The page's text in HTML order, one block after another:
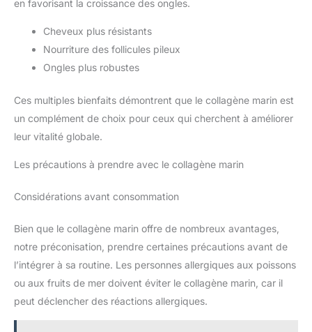
en favorisant la croissance des ongles.
Cheveux plus résistants
Nourriture des follicules pileux
Ongles plus robustes
Ces multiples bienfaits démontrent que le collagène marin est
un complément de choix pour ceux qui cherchent à améliorer
leur vitalité globale.
Les précautions à prendre avec le collagène marin
Considérations avant consommation
Bien que le collagène marin offre de nombreux avantages,
notre préconisation, prendre certaines précautions avant de
l’intégrer à sa routine. Les personnes allergiques aux poissons
ou aux fruits de mer doivent éviter le collagène marin, car il
peut déclencher des réactions allergiques.